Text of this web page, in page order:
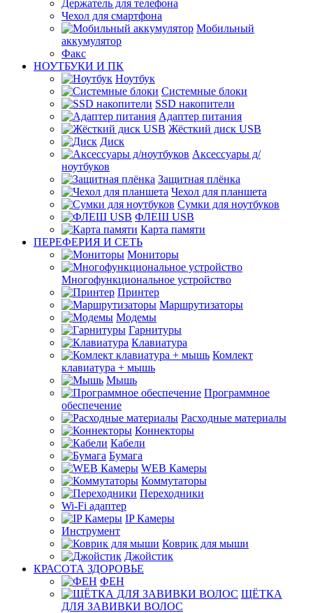
Держатель для телефона
Чехол для смартфона
Мобильный
аккумулятор
Факс
НОУТБУКИ И ПК
Ноутбук
Системные блоки
SSD накопители
Адаптер питания
Жёсткий диск USB
Диск
Аксессуары д/
ноутбуков
Защитная плёнка
Чехол для планшета
Сумки для ноутбуков
ФЛЕШ USB
Карта памяти
ПЕРЕФЕРИЯ И СЕТЬ
Мониторы
Многофункциональное устройство
Принтер
Маршрутизаторы
Модемы
Гарнитуры
Клавиатура
Комлект
клавиатура + мышь
Мышь
Программное
обеспечение
Расходные материалы
Коннекторы
Кабели
Бумага
WEB Камеры
Коммутаторы
Переходники
Wi-Fi адаптер
IP Камеры
Инструмент
Коврик для мыши
Джойстик
КРАСОТА ЗДОРОВЬЕ
ФЕН
ЩЁТКА
ДЛЯ ЗАВИВКИ ВОЛОС